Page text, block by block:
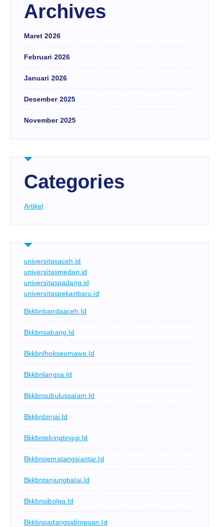
Archives
Maret 2026
Februari 2026
Januari 2026
Desember 2025
November 2025
Categories
Artikel
universitasaceh.id
universitasmedan.id
universitaspadang.id
universitaspekanbaru.id
Bkkbnbandaaceh.id
Bkkbnsabang.id
Bkkbnlhokseumawe.id
Bkkbnlangsa.id
Bkkbnsubulussalam.id
Bkkbnbinjai.id
Bkkbntebingtinggi.id
Bkkbnpematangsiantar.id
Bkkbntanjungbalai.id
Bkkbnsibolga.id
Bkkbnpadangsidimpuan.id